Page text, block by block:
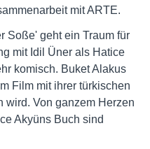
mit ARTE.
Soße' geht ein Traum für
mit Idil Üner als Hatice
komisch. Buket Alakus
Film mit ihrer türkischen
wird. Von ganzem Herzen
Akyüns Buch sind